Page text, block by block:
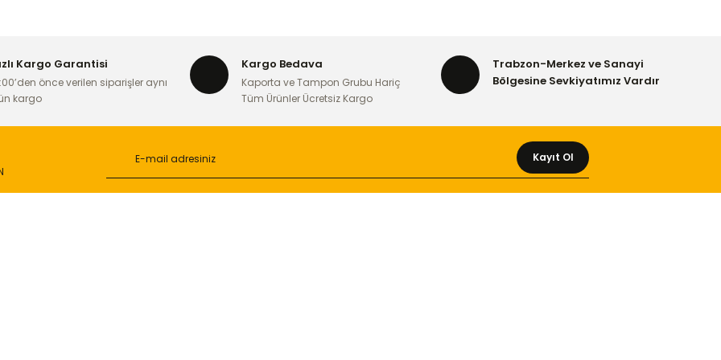
Kargo Garantisi
önce verilen siparişler aynı
kargo
Kargo Bedava
Kaporta ve Tampon Grubu Hariç
Tüm Ürünler Ücretsiz Kargo
Trabzon-Merkez ve Sanayi
Bölgesine Sevkiyatımız Vardır
Kayıt Ol